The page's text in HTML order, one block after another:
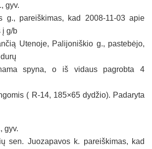
., gyv.
g., pareiškimas, kad 2008-11-03 apie
į g/b
Utenoje, Palijoniškio g., pastebėjo,
spyna, o iš vidaus pagrobta 4
( R-14, 185×65 dydžio). Padaryta
gyv.
sen. Juozapavos k. pareiškimas, kad